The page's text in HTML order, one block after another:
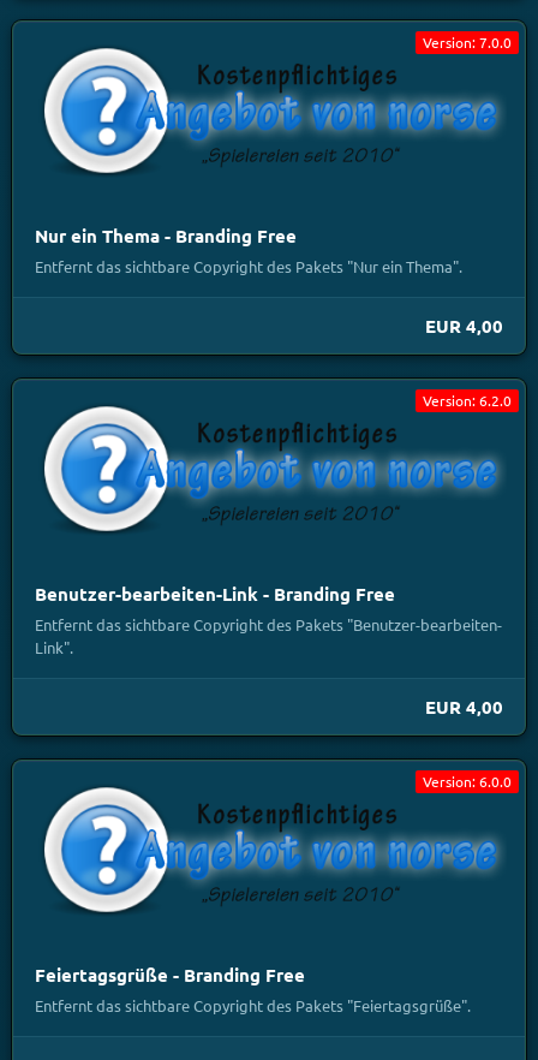
Version: 7.0.0
Nur ein Thema - Branding Free
Entfernt das sichtbare Copyright des Pakets "Nur ein Thema".
EUR 4,00
Version: 6.2.0
Benutzer-bearbeiten-Link - Branding Free
Entfernt das sichtbare Copyright des Pakets "Benutzer-bearbeiten-
Link".
EUR 4,00
Version: 6.0.0
Feiertagsgrüße - Branding Free
Entfernt das sichtbare Copyright des Pakets "Feiertagsgrüße".